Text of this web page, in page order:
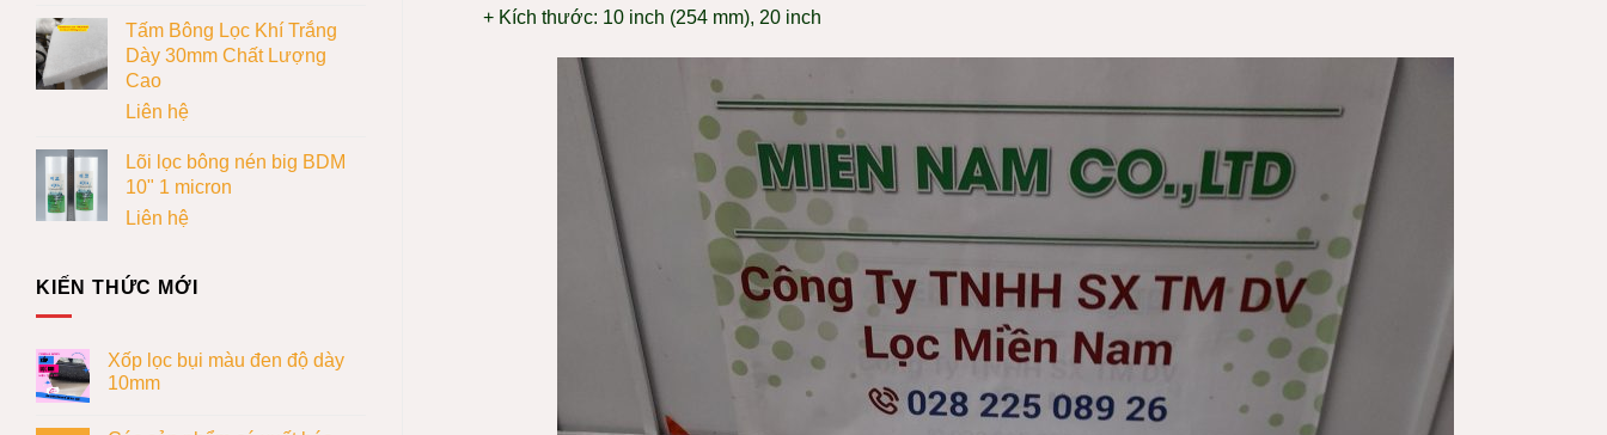
Tấm Bông Lọc Khí Trắng
Dày 30mm Chất Lượng
Cao
Liên hệ
Lõi lọc bông nén big BDM
10" 1 micron
Liên hệ
KIẾN THỨC MỚI
Xốp lọc bụi màu đen độ dày
10mm
+ Kích thước: 10 inch (254 mm), 20 inch